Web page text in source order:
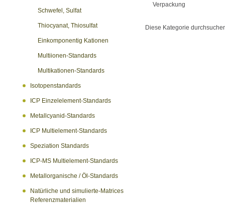
Schwefel, Sulfat
Thiocyanat, Thiosulfat
Einkomponentig Kationen
Multiionen-Standards
Multikationen-Standards
Isotopenstandards
ICP Einzelelement-Standards
Metallcyanid-Standards
ICP Multielement-Standards
Speziation Standards
ICP-MS Multielement-Standards
Metallorganische / Öl-Standards
Natürliche und simulierte-Matrices
Referenzmaterialien
Verpackung
Diese Kategorie